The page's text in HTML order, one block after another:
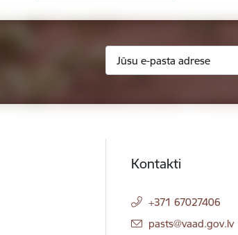
Kontakti
+371 67027406
E-pasts:
pasts@vaad.gov.lv